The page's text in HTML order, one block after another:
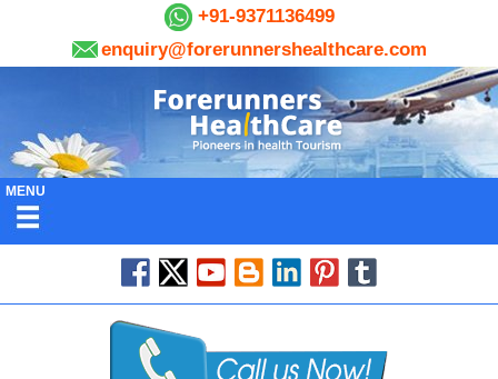
+91-9371136499
enquiry@forerunnershealthcare.com
MENU